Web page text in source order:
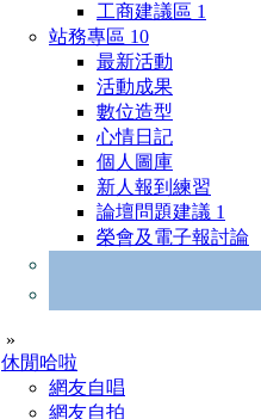
工商建議區 1
站務專區 10
最新活動
活動成果
數位造型
心情日記
個人圖庫
新人報到練習
論壇問題建議 1
榮會及電子報討論
»
休閒哈啦
網友自唱
網友自拍